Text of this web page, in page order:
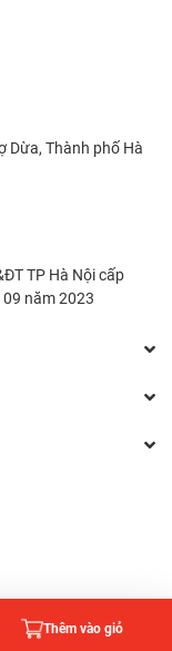
Dừa, Thành phố Hà
TP Hà Nội cấp
năm 2023
bản Giáo dục |
Thêm vào giỏ